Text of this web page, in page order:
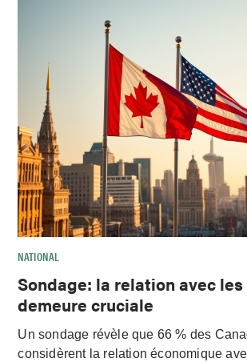
NATIONAL
Sondage: la relation avec
demeure cruciale
Un sondage révèle que 66 % des
considèrent la relation économique